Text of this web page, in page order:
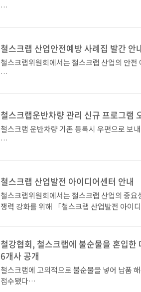
○ 참여 방법 :
tp://steelscrapidea.kosa.or.kr/main
② 철스크랩위원회 홈페이지 우측 배너 중 「
ㅇ 일시 : 11/17(목), 10:00 ~ 17:00
ㅇ 교육내용 : 기본작동법 실습 및 유지보수,
관심있으신 분들은 첨부한 참가신청서를 작
순물을 혼입하는 등의 행위 방지를 위해 「철
되었으며, 고의적 불순물 혼입행위 등의 개선
유통질서 확립을 위해 노력할 것입니다.
철스크랩 업계 종사자 여러분들께서도 이에
을 가져주시고, 주변에서 불순물 혼입 등의 행
우, 신고방법에 따라 신고해 주시기 바랍니다.
여러분의 신고는 철스크랩의 품질 향상과 자
고 유통질서 확립의 지름길이 될 것입니다.
철스크랩 산업안전예방 사례집 발간 안
철스크랩위원회에서는 철스크랩 산업의 안전
안전보건공단과 사례집을 발간하였습니다.
관심있으신 분들은 아래 이메일로 문의 바랍니
- 철스크랩위원회 이현철
철스크랩운반차량 관리 신규 프로그램
철스크랩 운반차량 기존 등록시 우편으로 보
스마트폰 앱으로 등록하고 QR코드를 스캔하
신규 프로그램을 개발하여 오픈하였습니다.
QR코드앱 다운은 스마트폰으로 '철스크랩운
에서 확인 가능하며
사용법은 위 페이지에 있는 매뉴얼을 참고해주
철스크랩 산업발전 아이디어센터 안내
철스크랩위원회에서는 철스크랩 산업의 중요
쟁력 강화를 위해 「철스크랩 산업발전 아이
철강협회, 철스크랩에 불순물을 혼입한
6개사 공개
철스크랩에 고의적으로 불순물을 넣어 납품
접수됐다